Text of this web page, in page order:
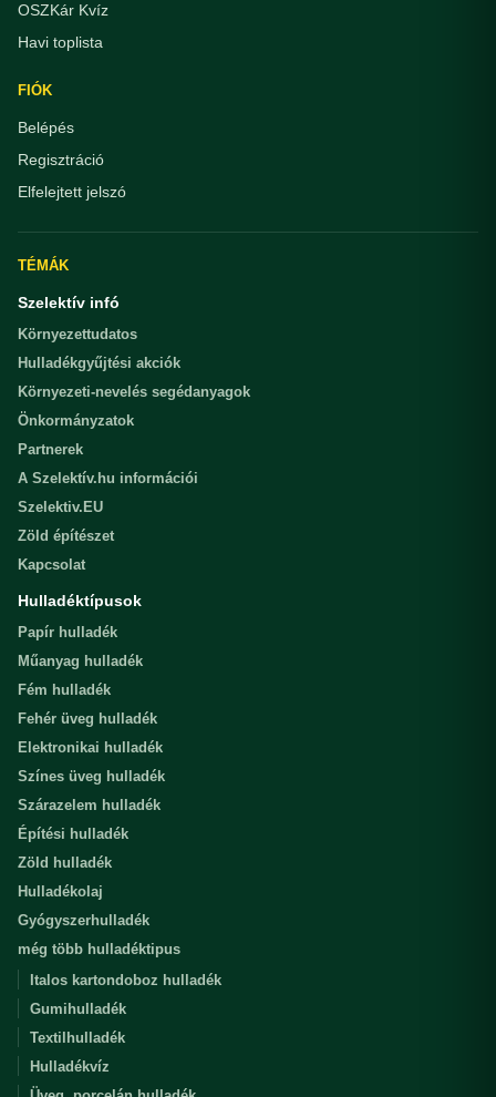
OSZKár Kvíz
Havi toplista
FIÓK
Belépés
Regisztráció
Elfelejtett jelszó
TÉMÁK
Szelektív infó
Környezettudatos
Hulladékgyűjtési akciók
Környezeti-nevelés segédanyagok
Önkormányzatok
Partnerek
A Szelektív.hu információi
Szelektiv.EU
Zöld építészet
Kapcsolat
Hulladéktípusok
Papír hulladék
Műanyag hulladék
Fém hulladék
Fehér üveg hulladék
Elektronikai hulladék
Színes üveg hulladék
Szárazelem hulladék
Építési hulladék
Zöld hulladék
Hulladékolaj
Gyógyszerhulladék
még több hulladéktipus
Italos kartondoboz hulladék
Gumihulladék
Textilhulladék
Hulladékvíz